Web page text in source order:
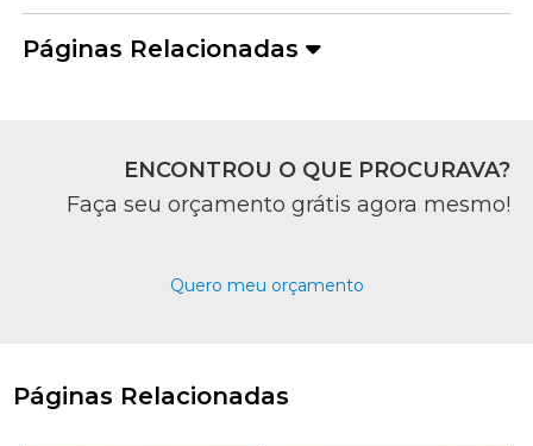
Páginas Relacionadas
ENCONTROU O QUE PROCURAVA?
Faça seu orçamento grátis agora mesmo!
Quero meu orçamento
Páginas Relacionadas